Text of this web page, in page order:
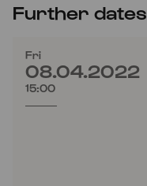
Further dates
Fri
08.04.2022
15:00